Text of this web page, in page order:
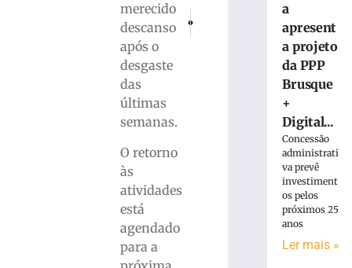
merecido
descanso
após o
desgaste
das
últimas
semanas.
O retorno
às
atividades
está
agendado
para a
Mulher é agredida a socos e
PRÓXIMO
Coordenaria das DPCAMIs promove
Bruscão
trabalha
organização
defensiva
parada
antes
duelo
contra
a
apresent
a projeto
da PPP
Brusque
+
Digital...
Concessão
administrati
va prevê
investiment
os pelos
próximos 25
anos
Ler mais »